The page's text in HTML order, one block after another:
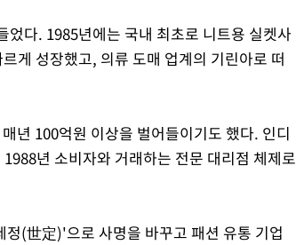
다. 1985년에는 국내 최초로 니트용 실켓사
게 성장했고, 의류 도매 업계의 기린아로 떠
년 100억원 이상을 벌어들이기도 했다. 인디
년 소비자와 거래하는 전문 대리점 체제로
(世定)'으로 사명을 바꾸고 패션 유통 기업